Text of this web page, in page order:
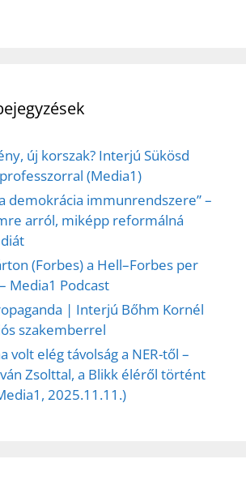
új korszak? Interjú Sükösd
(Media1)
demokrácia immunrendszere” –
arról, miképp reformálná
(Forbes) a Hell–Forbes per
Media1 Podcast
| Interjú Bőhm Kornél
szakemberrel
volt elég távolság a NER-től –
Zsolttal, a Blikk éléről történt
2025.11.11.)